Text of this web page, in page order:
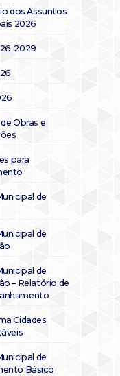
dos Assuntos
2026
2029
Obras e
para
de
de
de
– Relatório de
Cidades
de
Básico